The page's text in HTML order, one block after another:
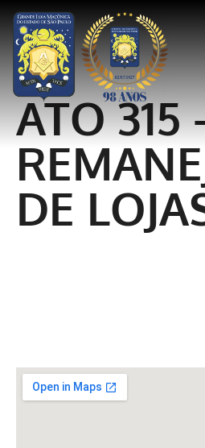
ATO 315
DE